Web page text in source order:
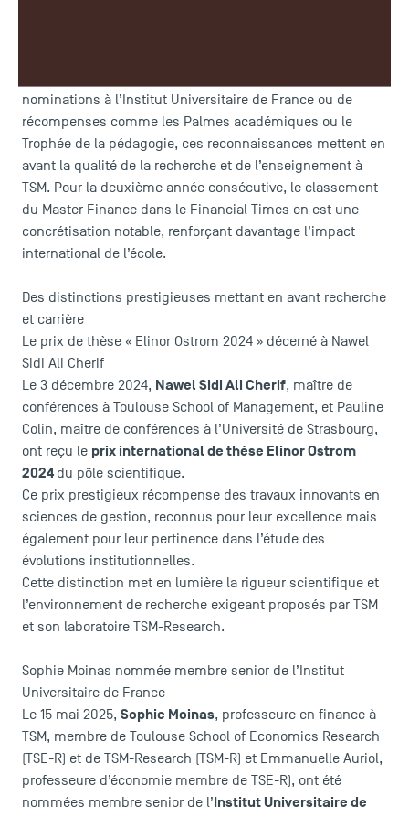
LES INDISPENSABLES
Le corps professoral
Campus tour
Accréditations
nominations à l’Institut Universitaire de France ou de
récompenses comme les Palmes académiques ou le
Trophée de la pédagogie, ces reconnaissances mettent en
avant la qualité de la recherche et de l’enseignement à
TSM. Pour la deuxième année consécutive, le classement
du Master Finance dans le Financial Times en est une
concrétisation notable, renforçant davantage l’impact
international de l’école.
Des distinctions prestigieuses mettant en avant recherche
et carrière
Le prix de thèse « Elinor Ostrom 2024 » décerné à Nawel
Sidi Ali Cherif
Le 3 décembre 2024, Nawel Sidi Ali Cherif, maître de
conférences à Toulouse School of Management, et Pauline
Colin, maître de conférences à l’Université de Strasbourg,
ont reçu le prix international de thèse Elinor Ostrom
2024 du pôle scientifique.
Ce prix prestigieux récompense des travaux innovants en
sciences de gestion, reconnus pour leur excellence mais
également pour leur pertinence dans l’étude des
évolutions institutionnelles.
Cette distinction met en lumière la rigueur scientifique et
l’environnement de recherche exigeant proposés par TSM
et son laboratoire TSM-Research.
Sophie Moinas nommée membre senior de l’Institut
Universitaire de France
Le 15 mai 2025, Sophie Moinas, professeure en finance à
TSM, membre de Toulouse School of Economics Research
(TSE-R) et de TSM-Research (TSM-R) et Emmanuelle Auriol,
professeure d’économie membre de TSE-R), ont été
nommées membre senior de l’Institut Universitaire de